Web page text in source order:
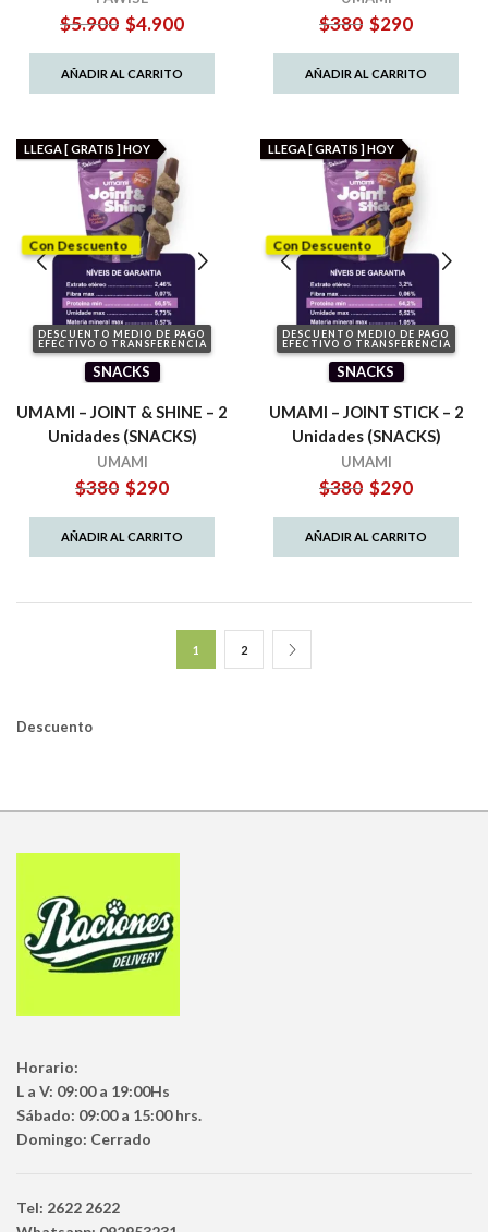
$5.900 El
era:
$4.900El
AÑADIR AL CARRITO
$380 El
era:
$290El
es:
AÑADIR AL CARRITO
DESCUENTO MEDIO DE PAGO
EFECTIVO O TRANSFERENCIA
Con Descuento
LLEGA [ GRATIS ] HOY
SNACKS
UMAMI – JOINT & SHINE – 2
Unidades (SNACKS)
UMAMI
$380 El
precio
original
era:
$290El
actual
es:
AÑADIR AL CARRITO
DESCUENTO MEDIO DE PAGO
EFECTIVO O TRANSFERENCIA
Con Descuento
LLEGA [ GRATIS ] HOY
SNACKS
UMAMI – JOINT STICK – 2
Unidades (SNACKS)
UMAMI
$380 El
precio
original
era:
$290El
actual
es:
AÑADIR AL CARRITO
1 2
Descuento
Horario:
L a V: 09:00 a 19:00Hs
Sábado: 09:00 a 15:00 hrs.
Domingo: Cerrado
Tel: 2622 2622